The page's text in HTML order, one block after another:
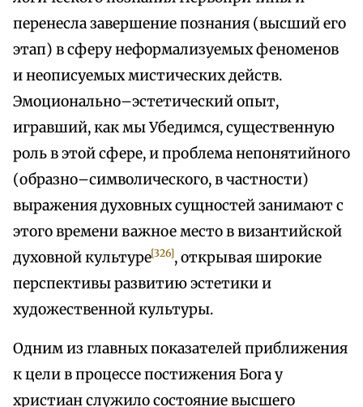
перенесла завершение познания (высший его
этап) в сферу неформализуемых феноменов
и неописуемых мистических действ.
Эмоционально–эстетический опыт,
игравший, как мы Убедимся, существенную
роль в этой сфере, и проблема непонятийного
(образно–символического, в частности)
выражения духовных сущностей занимают с
этого времени важное место в византийской
духовной культуре[326], открывая широкие
перспективы развитию эстетики и
художественной культуры.
Одним из главных показателей приближения
к цели в процессе постижения Бога у
христиан служило состояние высшего